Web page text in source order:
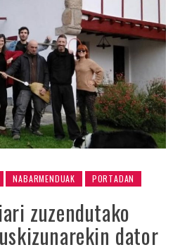
NABARMENDUAK PORTADAN
zuzendutako
dator